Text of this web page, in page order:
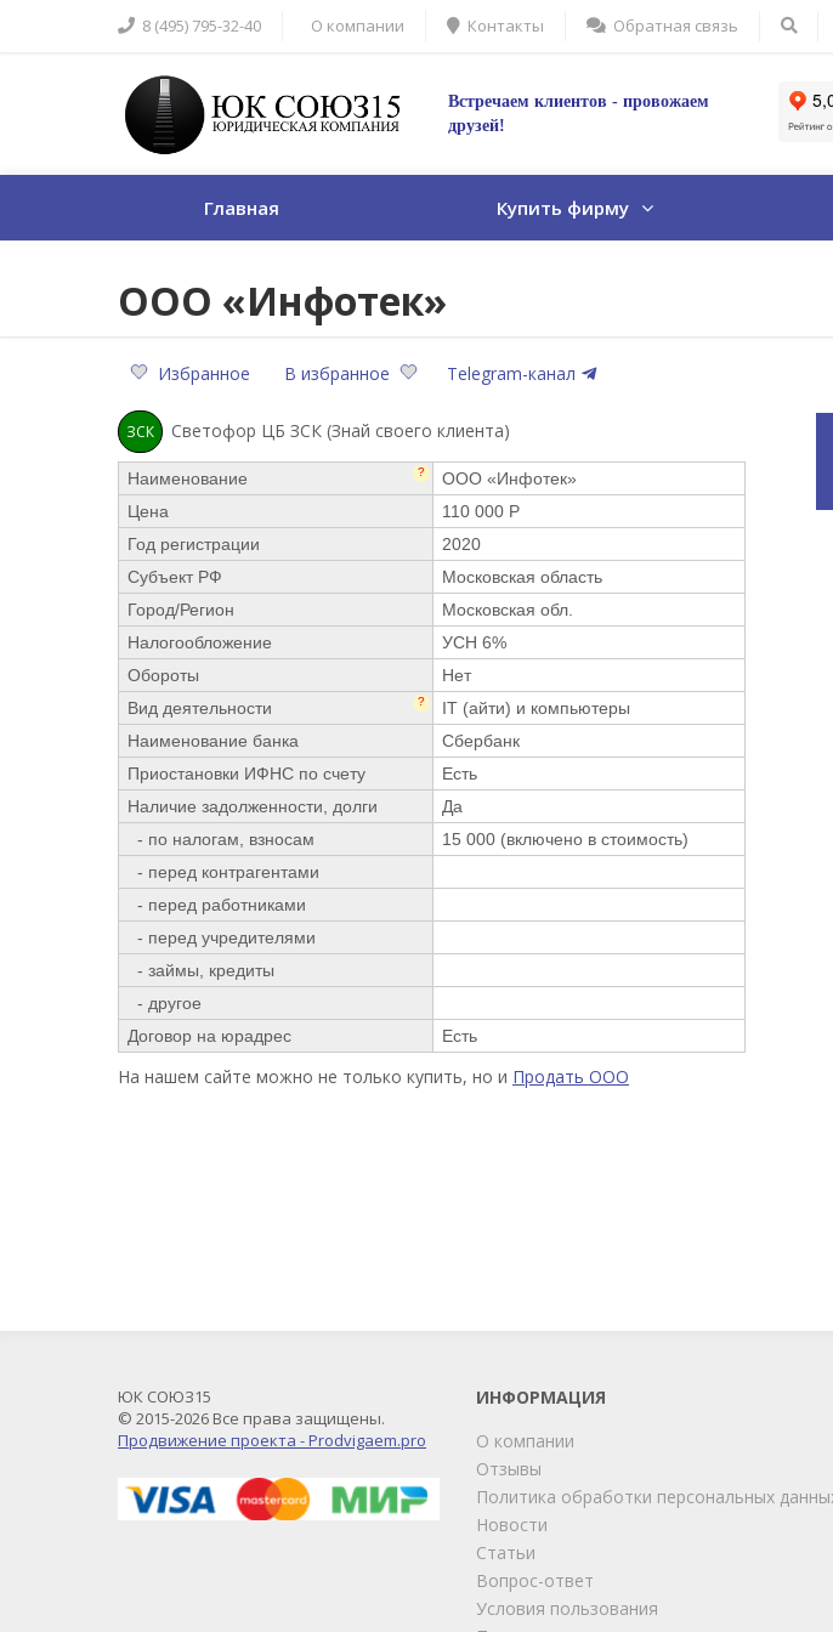
8 (495) 795-32-40 О компании Контакты Обратная связь
Встречаем клиентов - провожаем
друзей!
Главная Купить фирму
ООО «Инфотек»
Избранное В избранное Telegram-канал
ЗСК Светофор ЦБ ЗСК (Знай своего клиента)
Наименование ?
ООО «Инфотек»
Цена
110 000 Р
Год регистрации
2020
Субъект РФ
Московская область
Город/Регион
Московская обл.
Налогообложение
УСН 6%
Обороты
Нет
Вид деятельности
?
IT (айти) и компьютеры
Наименование банка
Сбербанк
Приостановки ИФНС по счету
Есть
Наличие задолженности, долги
Да
- по налогам, взносам
15 000 (включено в стоимость)
- перед контрагентами
- перед работниками
- перед учредителями
- займы, кредиты
- другое
Договор на юрадрес
Есть
На нашем сайте можно не только купить, но и Продать ООО
ИНФОРМАЦИЯ
О компании
Отзывы
Политика обработки персональных
Новости
Статьи
Вопрос-ответ
Условия пользования
ЮК СОЮЗ15
© 2015-2026 Все права защищены.
Продвижение проекта - Prodvigaem.pro